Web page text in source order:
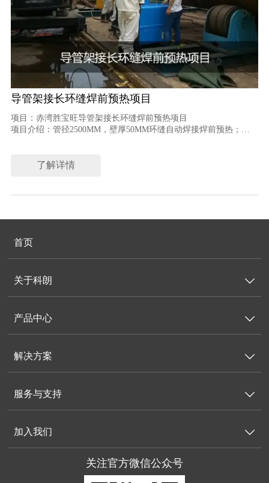
导管架接长环缝焊前预热项目
项目：赤湾胜宝旺导管架接长环缝焊前预热项目
项目介绍：管径2500MM，壁厚50MM环缝自动焊接焊前预热；
了解详情
首页
关于科朗 
产品中心 
解决方案 
服务与支持 
加入我们 
关注官方微信公众号